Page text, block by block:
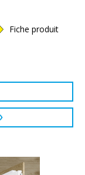
Fiche produit